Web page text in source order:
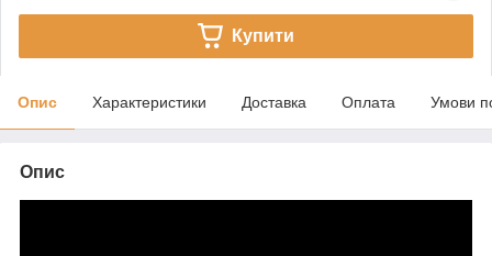
Купити
Опис Характеристики Доставка Оплата Умови
Опис